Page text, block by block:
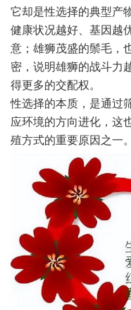
它却是性选择的典型
健康状况越好、基因越
意；雄狮茂盛的鬃毛，
密，说明雄狮的战斗力
得更多的交配权。
性选择的本质，是通过
应环境的方向进化，这
殖方式的重要原因之一。